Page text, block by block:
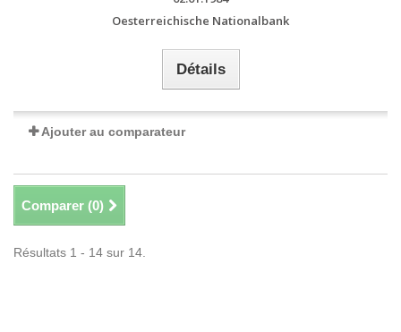
Oesterreichische Nationalbank
Détails
Ajouter au comparateur
Comparer (0)
Résultats 1 - 14 sur 14.